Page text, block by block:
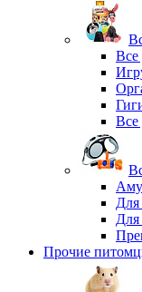
Все
Все
Для
Прочие